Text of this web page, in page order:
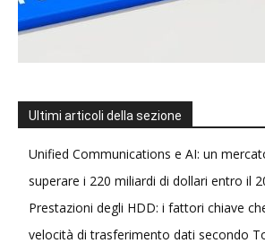
Ultimi articoli della sezione
Unified Communications e AI: un
superare i 220 miliardi di dollari entro il
Prestazioni degli HDD: i fattori chiave
velocità di trasferimento dati secondo